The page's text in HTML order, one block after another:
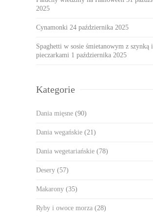
2025
Cynamonki 24 października 2025
Spaghetti w sosie śmietanowym z szynką i
pieczarkami 1 października 2025
Kategorie
Dania mięsne (90)
Dania wegańskie (21)
Dania wegetariańskie (78)
Desery (57)
Makarony (35)
Ryby i owoce morza (28)